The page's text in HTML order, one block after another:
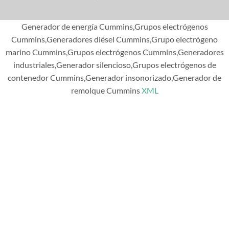
Generador de energía Cummins,Grupos electrógenos
Cummins,Generadores diésel Cummins,Grupo electrógeno
marino Cummins,Grupos electrógenos Cummins,Generadores
industriales,Generador silencioso,Grupos electrógenos de
contenedor Cummins,Generador insonorizado,Generador de
remolque CumminsXML